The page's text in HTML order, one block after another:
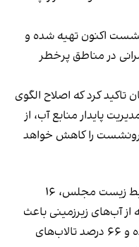
اکنون تهیه شده و
در مناطق پرخطر
کرد که اصلاح الگوی
پایدار منابع آب، از
را کاهش خواهد
سمیه رفیعی، رییس فراکسیون محیط زیست مجلس، ۱۶
آب‌های زیرزمینی باعث
شده و ۶۶ درصد تالاب‌های